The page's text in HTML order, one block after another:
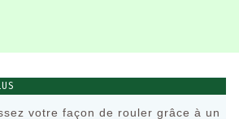
votre façon de rouler grâce à un